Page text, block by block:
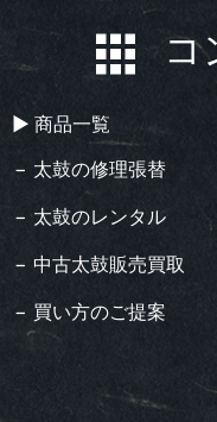
コ
▶︎ 商品一覧
− 太鼓の修理張替
− 太鼓のレンタル
− 中古太鼓販売買取
− 買い方のご提案